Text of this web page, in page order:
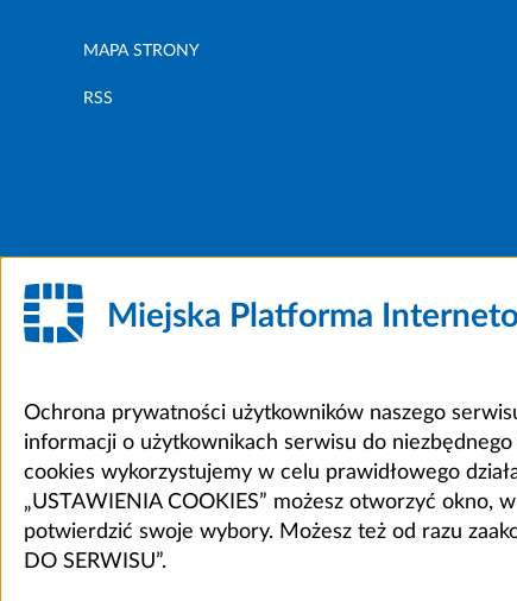
MAPA STRONY
RSS
Miejska Platforma
Ochrona prywatności użytkowników naszego
informacji o użytkownikach serwisu do
cookies wykorzystujemy w celu prawidłowego
„USTAWIENIA COOKIES” możesz otworzyć
potwierdzić swoje wybory. Możesz też od razu
DO SERWISU”.